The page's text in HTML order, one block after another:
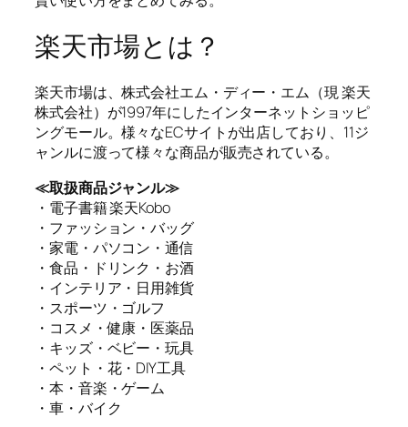
楽天市場とは？
楽天市場は、株式会社エム・ディー・エム（現 楽天
株式会社）が1997年にしたインターネットショッピ
ングモール。様々なECサイトが出店しており、11ジ
ャンルに渡って様々な商品が販売されている。
≪取扱商品ジャンル≫
・電子書籍 楽天Kobo
・ファッション・バッグ
・家電・パソコン・通信
・食品・ドリンク・お酒
・インテリア・日用雑貨
・スポーツ・ゴルフ
・コスメ・健康・医薬品
・キッズ・ベビー・玩具
・ペット・花・DIY工具
・本・音楽・ゲーム
・車・バイク